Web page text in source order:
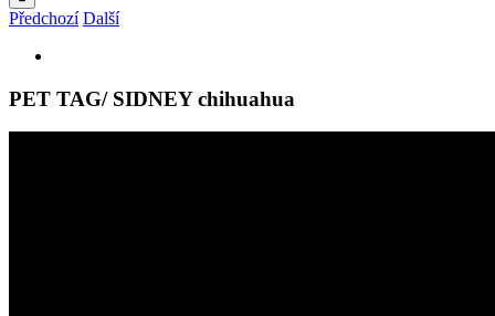
Předchozí Další
obrázek
PET TAG/ SIDNEY chihuahua